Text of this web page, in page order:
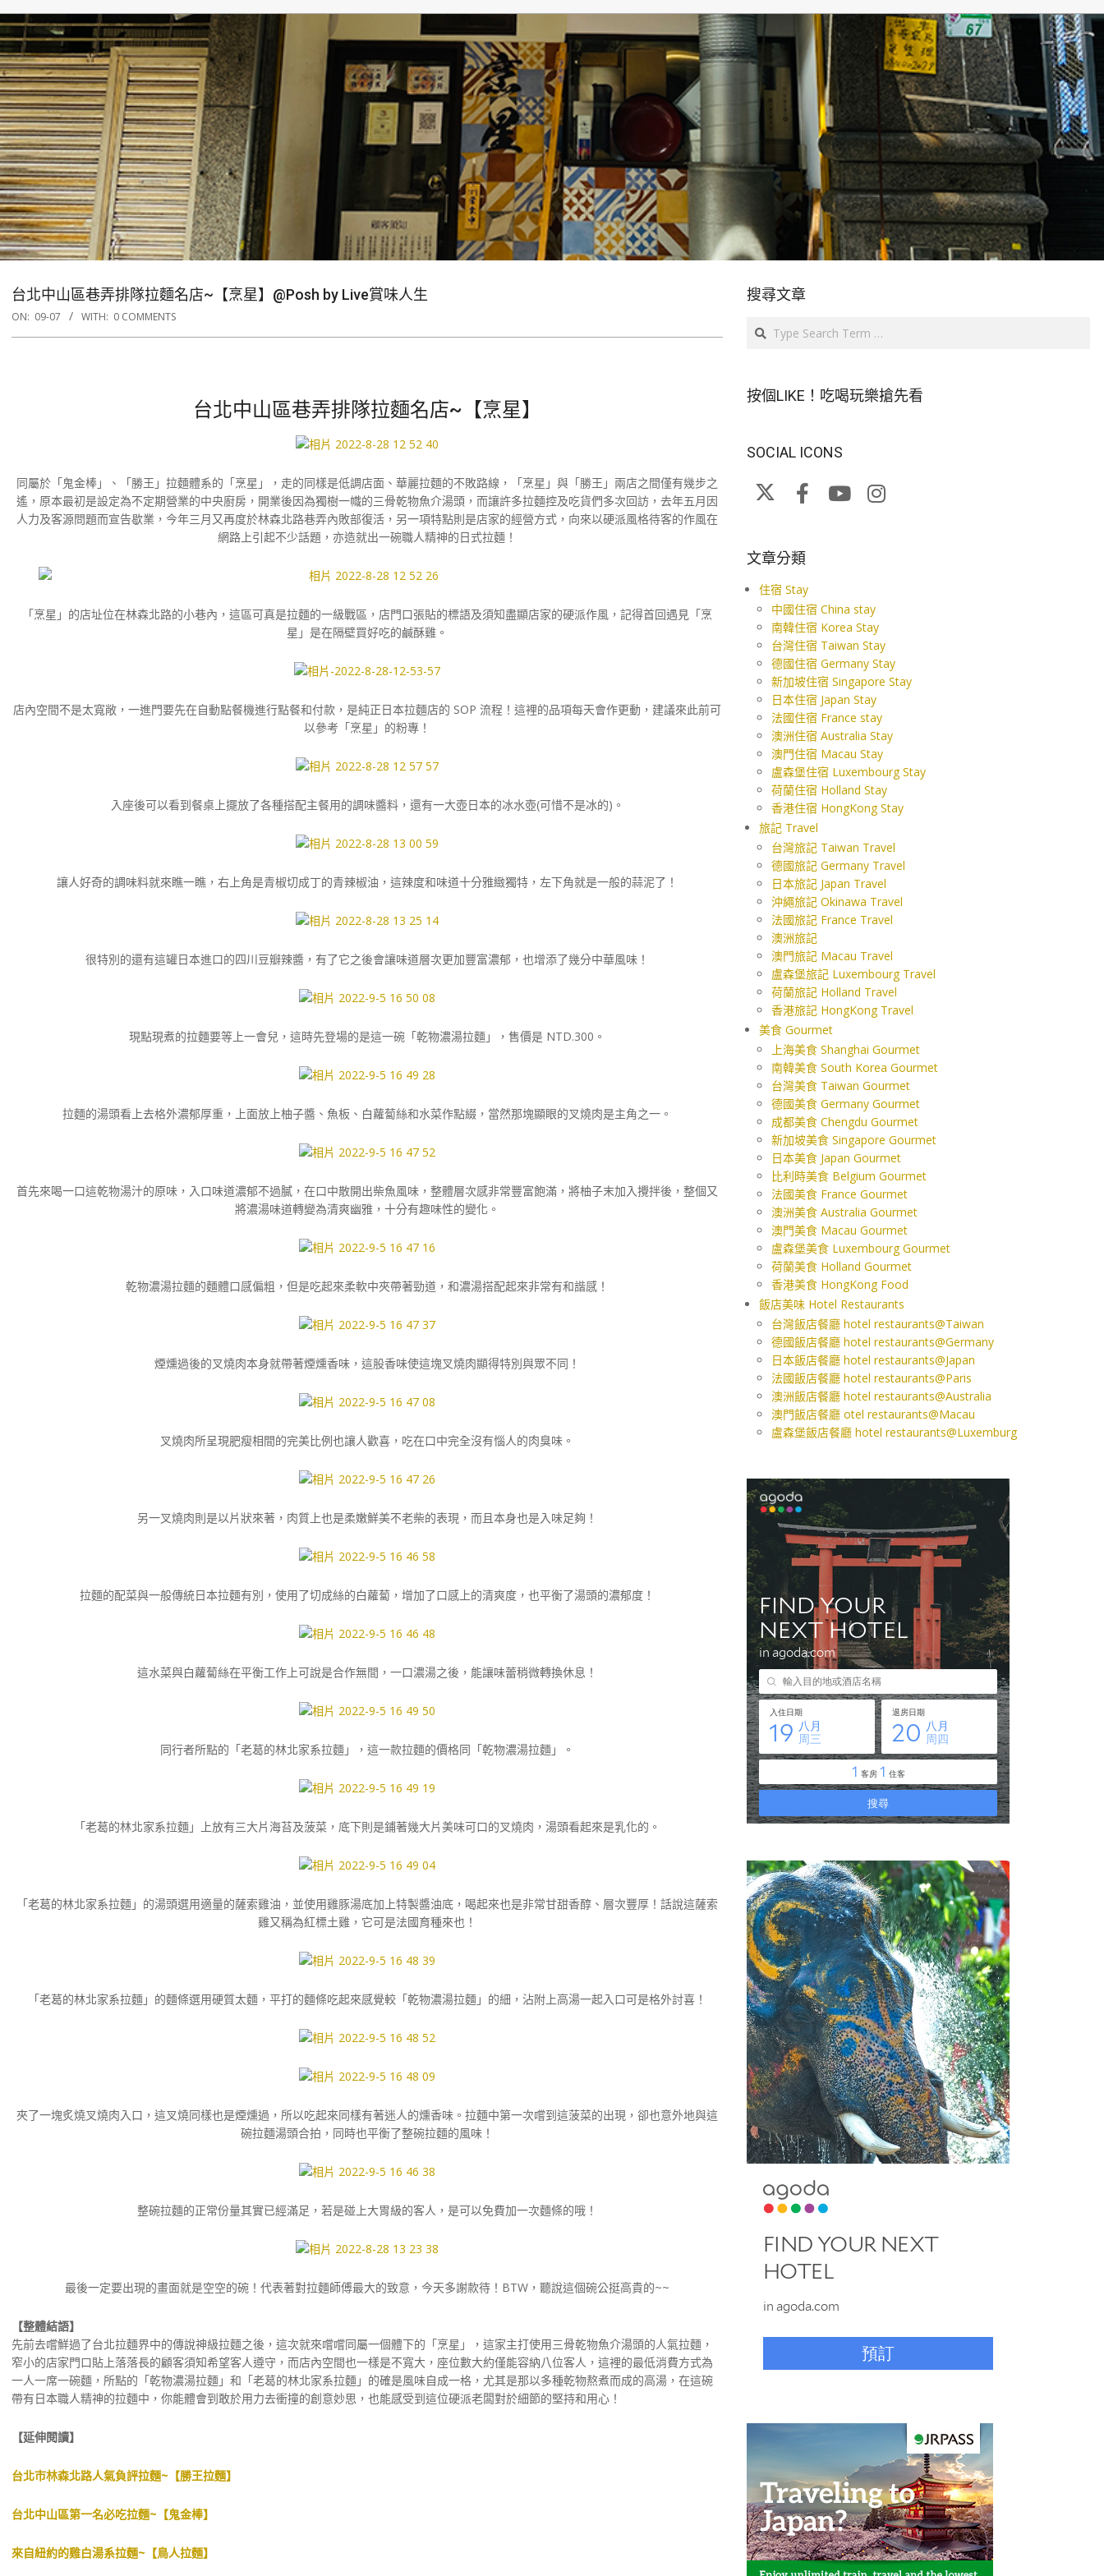
台北中山區巷弄排隊拉麵名店~【烹星】@Posh by Live賞味人生
ON: 09-07 WITH: 0 COMMENTS
台北中山區巷弄排隊拉麵名店~【烹星】
同屬於「鬼金棒」、「勝王」拉麵體系的「烹星」，走的同樣是低調店面、華麗拉麵的不敗路線，「烹星」與「勝王」兩店之間僅有幾步之
遙，原本最初是設定為不定期營業的中央廚房，開業後因為獨樹一幟的三骨乾物魚介湯頭，而讓許多拉麵控及吃貨們多次回訪，去年五月因
人力及客源問題而宣告歇業，今年三月又再度於林森北路巷弄內敗部復活，另一項特點則是店家的經營方式，向來以硬派風格待客的作風在
網路上引起不少話題，亦造就出一碗職人精神的日式拉麵！
「烹星」的店址位在林森北路的小巷內，這區可真是拉麵的一級戰區，店門口張貼的標語及須知盡顯店家的硬派作風，記得首回遇見「烹
星」是在隔壁買好吃的鹹酥雞。
店內空間不是太寬敞，一進門要先在自動點餐機進行點餐和付款，是純正日本拉麵店的 SOP 流程！這裡的品項每天會作更動，建議來此前可
以參考「烹星」的粉專！
入座後可以看到餐桌上擺放了各種搭配主餐用的調味醬料，還有一大壺日本的冰水壺(可惜不是冰的)。
讓人好奇的調味料就來瞧一瞧，右上角是青椒切成丁的青辣椒油，這辣度和味道十分雅緻獨特，左下角就是一般的蒜泥了！
很特別的還有這罐日本進口的四川豆瓣辣醬，有了它之後會讓味道層次更加豐富濃郁，也增添了幾分中華風味！
現點現煮的拉麵要等上一會兒，這時先登場的是這一碗「乾物濃湯拉麵」，售價是 NTD.300。
拉麵的湯頭看上去格外濃郁厚重，上面放上柚子醬、魚板、白蘿蔔絲和水菜作點綴，當然那塊顯眼的叉燒肉是主角之一。
首先來喝一口這乾物湯汁的原味，入口味道濃郁不過膩，在口中散開出柴魚風味，整體層次感非常豐富飽滿，將柚子末加入攪拌後，整個又
將濃湯味道轉變為清爽幽雅，十分有趣味性的變化。
乾物濃湯拉麵的麵體口感偏粗，但是吃起來柔軟中夾帶著勁道，和濃湯搭配起來非常有和諧感！
煙燻過後的叉燒肉本身就帶著煙燻香味，這股香味使這塊叉燒肉顯得特別與眾不同！
叉燒肉所呈現肥瘦相間的完美比例也讓人歡喜，吃在口中完全沒有惱人的肉臭味。
另一叉燒肉則是以片狀來著，肉質上也是柔嫩鮮美不老柴的表現，而且本身也是入味足夠！
拉麵的配菜與一般傳統日本拉麵有別，使用了切成絲的白蘿蔔，增加了口感上的清爽度，也平衡了湯頭的濃郁度！
這水菜與白蘿蔔絲在平衡工作上可說是合作無間，一口濃湯之後，能讓味蕾稍微轉換休息！
同行者所點的「老葛的林北家系拉麵」，這一款拉麵的價格同「乾物濃湯拉麵」。
「老葛的林北家系拉麵」上放有三大片海苔及菠菜，底下則是鋪著幾大片美味可口的叉燒肉，湯頭看起來是乳化的。
「老葛的林北家系拉麵」的湯頭選用適量的薩索雞油，並使用雞豚湯底加上特製醬油底，喝起來也是非常甘甜香醇、層次豐厚！話說這薩索
雞又稱為紅標土雞，它可是法國育種來也！
「老葛的林北家系拉麵」的麵條選用硬質太麵，平打的麵條吃起來感覺較「乾物濃湯拉麵」的細，沾附上高湯一起入口可是格外討喜！
夾了一塊炙燒叉燒肉入口，這叉燒同樣也是煙燻過，所以吃起來同樣有著迷人的燻香味。 拉麵中第一次嚐到這菠菜的出現，卻也意外地與這
碗拉麵湯頭合拍，同時也平衡了整碗拉麵的風味！
整碗拉麵的正常份量其實已經滿足，若是碰上大胃級的客人，是可以免費加一次麵條的哦！
最後一定要出現的畫面就是空空的碗！代表著對拉麵師傅最大的致意，今天多謝款待！BTW，聽說這個碗公挺高貴的~~
【整體結語】
先前去嚐鮮過了台北拉麵界中的傳說神級拉麵之後，這次就來嚐嚐同屬一個體下的「烹星」，這家主打使用三骨乾物魚介湯頭的人氣拉麵，
窄小的店家門口貼上落落長的顧客須知希望客人遵守，而店內空間也一樣是不寬大，座位數大約僅能容納八位客人，這裡的最低消費方式為
一人一席一碗麵，所點的「乾物濃湯拉麵」和「老葛的林北家系拉麵」的確是風味自成一格，尤其是那以多種乾物熬煮而成的高湯，在這碗
帶有日本職人精神的拉麵中，你能體會到敢於用力去衝撞的創意妙思，也能感受到這位硬派老闆對於細節的堅持和用心！
【延伸閱讀】
台北市林森北路人氣負評拉麵~【勝王拉麵】
台北中山區第一名必吃拉麵~【鬼金棒】
來自紐約的雞白湯系拉麵~【鳥人拉麵】
搜尋文章
Search
按個LIKE！吃喝玩樂搶先看
SOCIAL ICONS
文章分類
住宿 Stay
中國住宿 China stay
南韓住宿 Korea Stay
台灣住宿 Taiwan Stay
德國住宿 Germany Stay
新加坡住宿 Singapore Stay
日本住宿 Japan Stay
法國住宿 France stay
澳洲住宿 Australia Stay
澳門住宿 Macau Stay
盧森堡住宿 Luxembourg Stay
荷蘭住宿 Holland Stay
香港住宿 HongKong Stay
旅記 Travel
台灣旅記 Taiwan Travel
德國旅記 Germany Travel
日本旅記 Japan Travel
沖繩旅記 Okinawa Travel
法國旅記 France Travel
澳洲旅記
澳門旅記 Macau Travel
盧森堡旅記 Luxembourg Travel
荷蘭旅記 Holland Travel
香港旅記 HongKong Travel
美食 Gourmet
上海美食 Shanghai Gourmet
南韓美食 South Korea Gourmet
台灣美食 Taiwan Gourmet
德國美食 Germany Gourmet
成都美食 Chengdu Gourmet
新加坡美食 Singapore Gourmet
日本美食 Japan Gourmet
比利時美食 Belgium Gourmet
法國美食 France Gourmet
澳洲美食 Australia Gourmet
澳門美食 Macau Gourmet
盧森堡美食 Luxembourg Gourmet
荷蘭美食 Holland Gourmet
香港美食 HongKong Food
飯店美味 Hotel Restaurants
台灣飯店餐廳 hotel restaurants@Taiwan
德國飯店餐廳 hotel restaurants@Germany
日本飯店餐廳 hotel restaurants@Japan
法國飯店餐廳 hotel restaurants@Paris
澳洲飯店餐廳 hotel restaurants@Australia
澳門飯店餐廳 otel restaurants@Macau
盧森堡飯店餐廳 hotel restaurants@Luxemburg